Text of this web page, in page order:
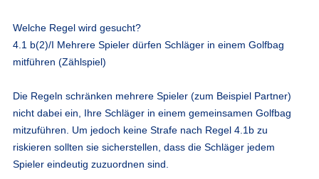
Welche Regel wird gesucht?
4.1 b(2)/I Mehrere Spieler dürfen Schläger in einem Golfbag
mitführen (Zählspiel)
Die Regeln schränken mehrere Spieler (zum Beispiel Partner)
nicht dabei ein, Ihre Schläger in einem gemeinsamen Golfbag
mitzuführen. Um jedoch keine Strafe nach Regel 4.1b zu
riskieren sollten sie sicherstellen, dass die Schläger jedem
Spieler eindeutig zuzuordnen sind.